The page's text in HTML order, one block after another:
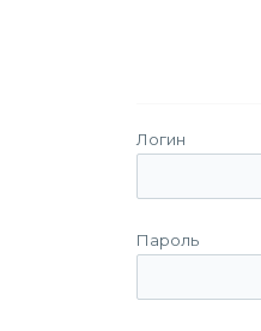
Логин
Пароль